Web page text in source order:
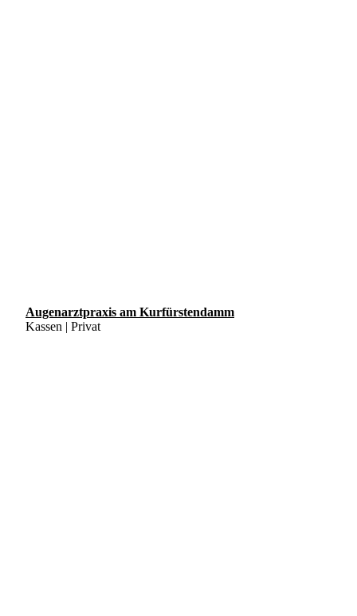
Augenarztpraxis am Kurfürstendamm
Kassen | Privat